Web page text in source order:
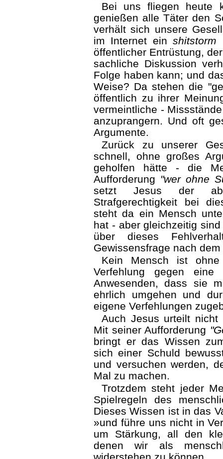
Bei uns fliegen heute
genießen alle Täter den
verhält sich unsere
im Internet einshitstorm
öffentlicher Entrüstung,
sachliche Diskussion
Folge haben kann; und
Weise? Da stehen die
öffentlich zu ihrer
vermeintliche -
anzuprangern. Und oft
Argumente.
Zurück zu unserer
schnell, ohne großes
geholfen hätte - die
Aufforderung "wer ohne
setzt Jesus der
Strafgerechtigkeit bei
steht da ein Mensch
hat - aber gleichzeitig
über dieses
Gewissensfrage nach
Kein Mensch ist
Verfehlung gegen
Anwesenden, dass sie
ehrlich umgehen und
eigene Verfehlungen
Auch Jesus urteilt
Mit seiner Aufforderung
bringt er das Wissen
sich einer Schuld
und versuchen werden,
Mal zu machen.
Trotzdem steht jeder
Spielregeln des
Dieses Wissen ist in das
»und führe uns nicht in
um Stärkung, all den
denen wir als